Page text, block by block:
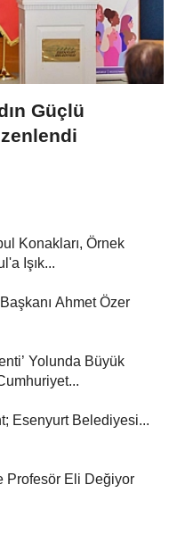
Güçlü
Konakları, Örnek
Işık...
Ahmet Özer
Yolunda Büyük
Esenyurt Belediyesi...
Profesör Eli Değiyor